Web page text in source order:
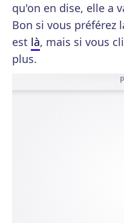
qu'on en dise, elle a
Bon si vous préférez
est là, mais si vous
plus.